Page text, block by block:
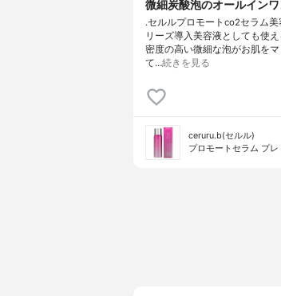
微細炭酸泡のオールイン
.セルルプロモートco2セラム
リーズ導入美容液としても使
密度の高い微細な泡がお肌を
て…続きを見る
ceruru.b(セルル)
プロモートセラム プレ